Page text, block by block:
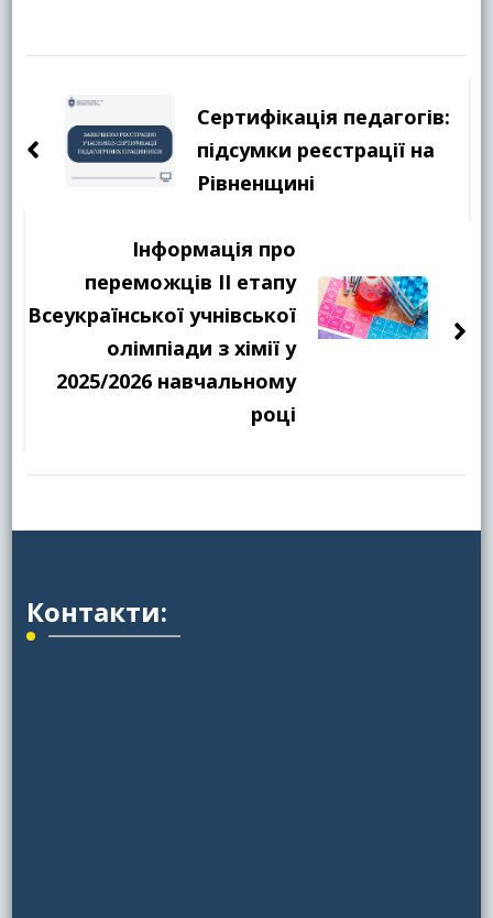
по
запису
Сертифікація педагогів:
підсумки реєстрації на
Рівненщині
Інформація про
переможців ІІ етапу
Всеукраїнської учнівської
олімпіади з хімії у
2025/2026 навчальному
році
Контакти: